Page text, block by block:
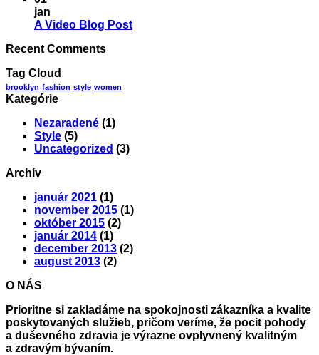
jan
A Video Blog PostŽiadne
Recent Comments
Tag Cloud
brooklyn fashion style women
Kategórie
Nezaradené (1)
Style (5)
Uncategorized (3)
Archív
január 2021 (1)
november 2015 (1)
október 2015 (2)
január 2014 (1)
december 2013 (2)
august 2013 (2)
O NÁS
Prioritne si zakladáme na spokojnosti zákazníka a kvalite
poskytovaných služieb, pričom veríme, že pocit pohody
a duševného zdravia je výrazne ovplyvnený kvalitným
a zdravým bývaním.